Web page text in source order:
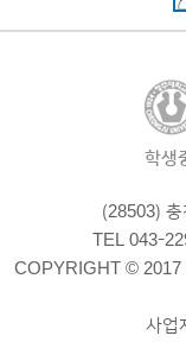
학생
(28503)
TEL 043-
COPYRIGHT ©
사업